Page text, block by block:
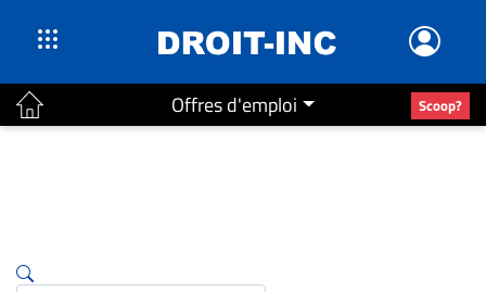
Offres d'emploi Scoop?
ACTUALITÉS